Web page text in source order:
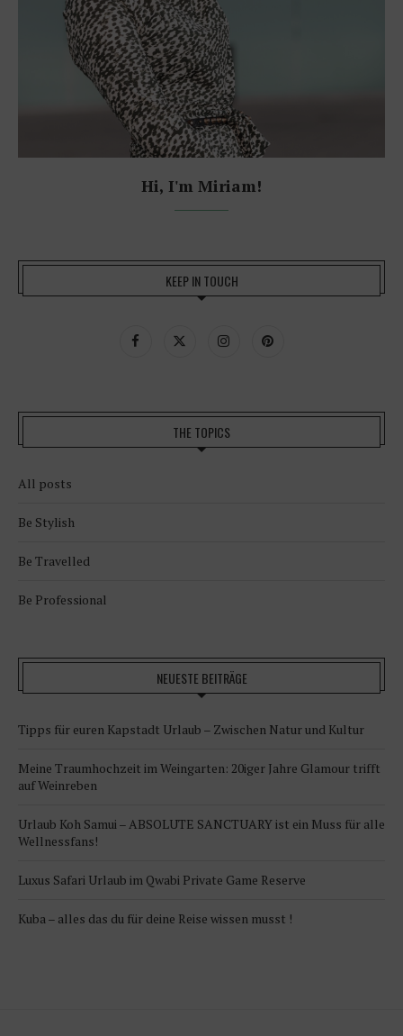
Hi, I'm Miriam!
KEEP IN TOUCH
THE TOPICS
All posts
Be Stylish
Be Travelled
Be Professional
NEUESTE BEITRÄGE
Tipps für euren Kapstadt Urlaub – Zwischen Natur und Kultur
Meine Traumhochzeit im Weingarten: 20iger Jahre Glamour trifft
auf Weinreben
Urlaub Koh Samui – ABSOLUTE SANCTUARY ist ein Muss für alle
Wellnessfans!
Luxus Safari Urlaub im Qwabi Private Game Reserve
Kuba – alles das du für deine Reise wissen musst !